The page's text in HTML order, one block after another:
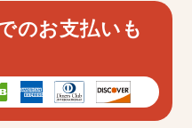
のお支払いも